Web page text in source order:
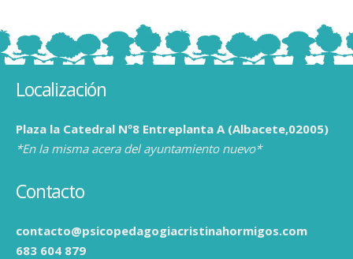
Localización
Plaza la Catedral Nº8 Entreplanta A (Albacete,02005)
*En la misma acera del ayuntamiento nuevo*
Contacto
contacto@psicopedagogiacristinahormigos.com
683 604 879